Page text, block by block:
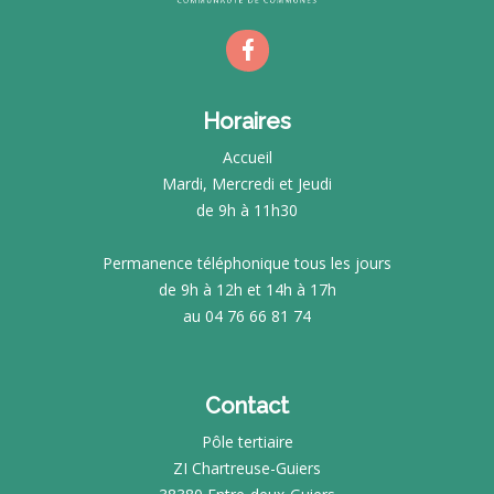
Horaires
Accueil
Mardi, Mercredi et Jeudi
de 9h à 11h30
Permanence téléphonique tous les jours
de 9h à 12h et 14h à 17h
au 04 76 66 81 74
Contact
Pôle tertiaire
ZI Chartreuse-Guiers